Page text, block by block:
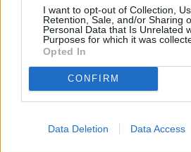
I want to opt-out of Collection,
Retention, Sale, and/or Sharing
Personal Data that Is Unrelated
Purposes for which it was
Opted In
CONFIRM
Data Deletion Data Access